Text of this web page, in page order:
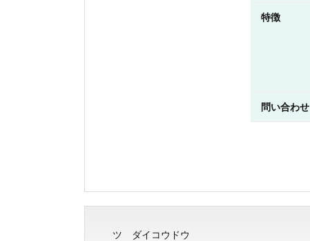
特徴
問い合わせ
ツ ダイコウドウ